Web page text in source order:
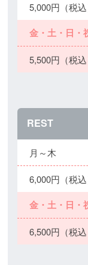
5,000円（税込
金・土・日・
5,500円（税込
REST
月～木
6,000円（税込
金・土・日・
6,500円（税込